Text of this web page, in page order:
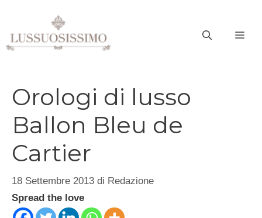
contenuto
Orologi di lusso
Ballon Bleu de
Cartier
18 Settembre 2013 di Redazione
Spread the love